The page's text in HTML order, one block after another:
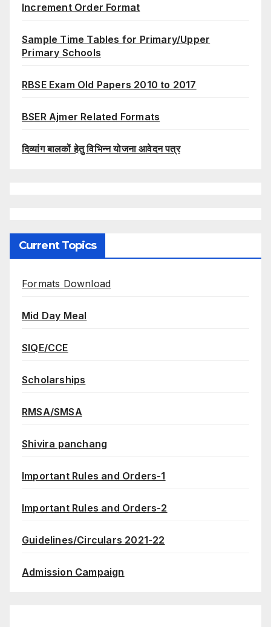
Increment Order Format
Sample Time Tables for Primary/Upper
Primary Schools
RBSE Exam Old Papers 2010 to 2017
BSER Ajmer Related Formats
दिव्यांग बालकों हेतु विभिन्न योजना आवेदन पत्र
Current Topics
Formats Download
Mid Day Meal
SIQE/CCE
Scholarships
RMSA/SMSA
Shivira panchang
Important Rules and Orders-1
Important Rules and Orders-2
Guidelines/Circulars 2021-22
Admission Campaign